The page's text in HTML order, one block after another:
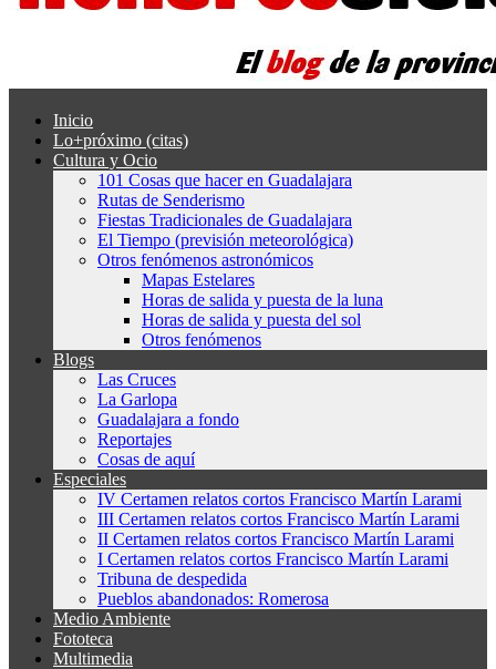
Inicio
Lo+próximo (citas)
Cultura y Ocio
101 Cosas que hacer en Guadalajara
Rutas de Senderismo
Fiestas Tradicionales de Guadalajara
El Tiempo (previsión meteorológica)
Otros fenómenos astronómicos
Mapas Estelares
Horas de salida y puesta de la luna
Horas de salida y puesta del sol
Otros fenómenos
Blogs
Las Cruces
La Garlopa
Guadalajara a fondo
Reportajes
Cosas de aquí
Especiales
IV Certamen relatos cortos Francisco Martín Larami
III Certamen relatos cortos Francisco Martín Larami
II Certamen relatos cortos Francisco Martín Larami
I Certamen relatos cortos Francisco Martín Larami
Tribuna de despedida
Pueblos abandonados: Romerosa
Medio Ambiente
Fototeca
Multimedia